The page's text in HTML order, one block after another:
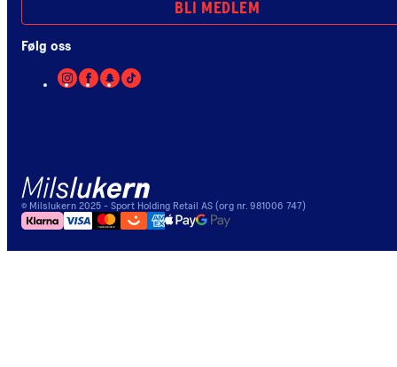
BLI MEDLEM
Følg oss
© Milslukern 2025 - Sport Holding Retail AS (org nr. 981006 747)